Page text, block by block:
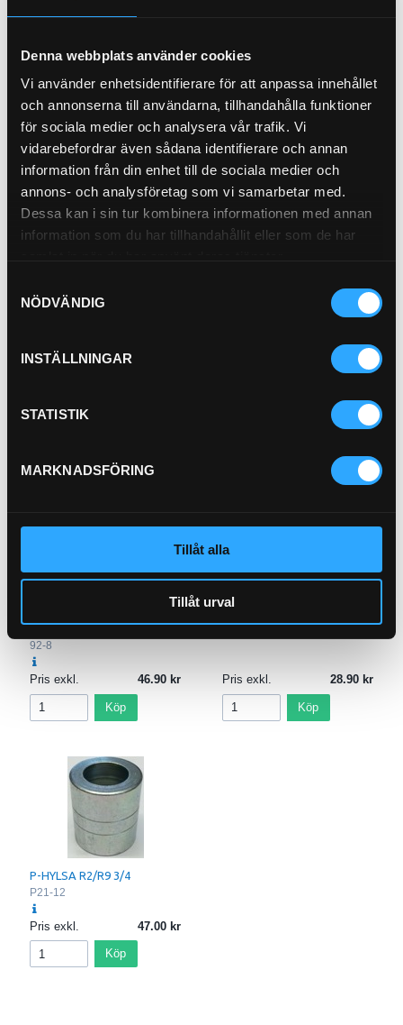
Denna webbplats använder cookies
Vi använder enhetsidentifierare för att anpassa innehållet
och annonserna till användarna, tillhandahålla funktioner
för sociala medier och analysera vår trafik. Vi
vidarebefordrar även sådana identifierare och annan
information från din enhet till de sociala medier och
annons- och analysföretag som vi samarbetar med.
Dessa kan i sin tur kombinera informationen med annan
information som du har tillhandahållit eller som de har
NÖDVÄNDIG
INSTÄLLNINGAR
STATISTIK
MARKNADSFÖRING
Tillåt alla
Tillåt urval
Luftfilter Primär (Y) 21-5390
Köp
Köp
P-NIPPEL BSP (1/2)
92-8
Pris exkl. 46.90
Köp
P-HYLSA 2SC 1/2"
PU11-8
Pris exkl. 28.90
Köp
P-HYLSA R2/R9 3/4
P21-12
Pris exkl. 47.00
Köp